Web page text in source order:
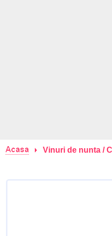
Vinuri de nunta /